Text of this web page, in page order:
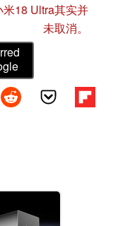
米18 Ultra其实并
未取消。